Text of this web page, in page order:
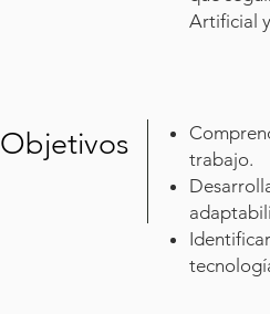
Artificial
Objetivos
trabajo.